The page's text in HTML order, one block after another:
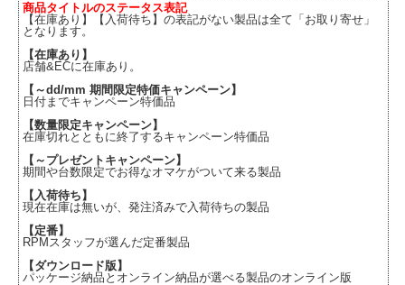
商品タイトルのステータス表記
【在庫あり】【入荷待ち】の表記がない製品は全て「お取り寄せ」
となります。
【在庫あり】
店舗&ECに在庫あり。
【～dd/mm 期間限定特価キャンペーン】
日付までキャンペーン特価品
【数量限定キャンペーン】
在庫切れとともに終了するキャンペーン特価品
【～プレゼントキャンペーン】
期間や台数限定でお得なオマケがついて来る製品
【入荷待ち】
現在在庫は無いが、発注済みで入荷待ちの製品
【定番】
RPMスタッフが選んだ定番製品
【ダウンロード版】
パッケージ納品とオンライン納品が選べる製品のオンライン版